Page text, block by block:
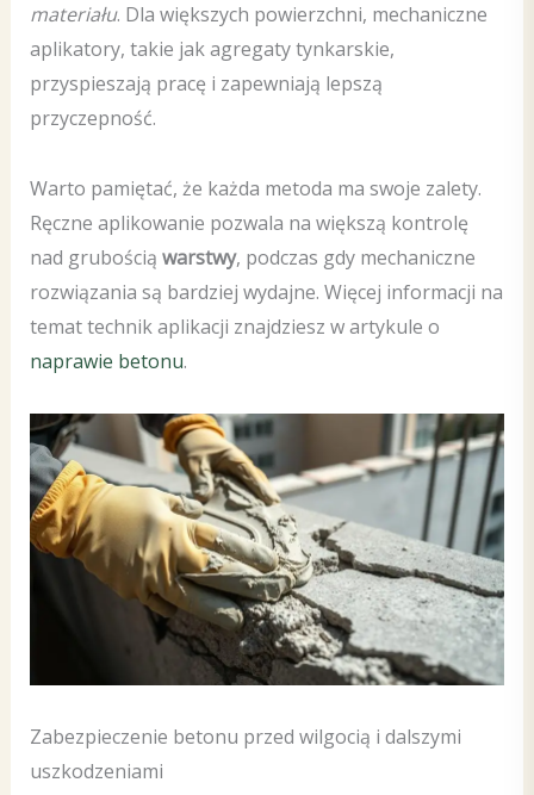
materiału. Dla większych powierzchni, mechaniczne
aplikatory, takie jak agregaty tynkarskie,
przyspieszają pracę i zapewniają lepszą
przyczepność.
Warto pamiętać, że każda metoda ma swoje zalety.
Ręczne aplikowanie pozwala na większą kontrolę
nad grubością warstwy, podczas gdy mechaniczne
rozwiązania są bardziej wydajne. Więcej informacji na
temat technik aplikacji znajdziesz w artykule o
naprawie betonu.
Zabezpieczenie betonu przed wilgocią i dalszymi
uszkodzeniami